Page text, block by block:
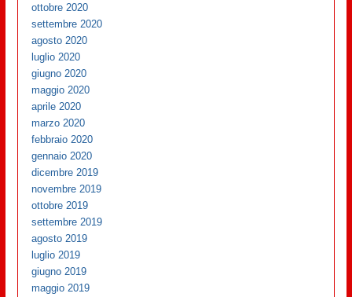
ottobre 2020
settembre 2020
agosto 2020
luglio 2020
giugno 2020
maggio 2020
aprile 2020
marzo 2020
febbraio 2020
gennaio 2020
dicembre 2019
novembre 2019
ottobre 2019
settembre 2019
agosto 2019
luglio 2019
giugno 2019
maggio 2019